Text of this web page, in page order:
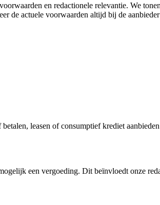
en redactionele relevantie. We
de actuele voorwaarden altijd bij de
leasen of consumptief krediet
een vergoeding. Dit beïnvloedt onze